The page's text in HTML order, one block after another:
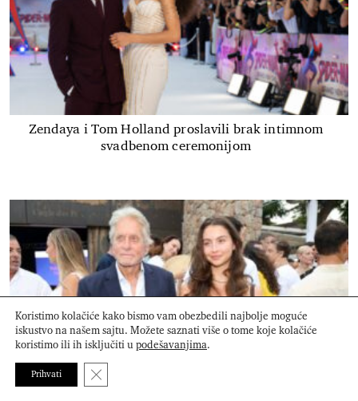
Zendaya i Tom Holland proslavili brak intimnom
svadbenom ceremonijom
Koristimo kolačiće kako bismo vam obezbedili najbolje moguće
iskustvo na našem sajtu. Možete saznati više o tome koje kolačiće
koristimo ili ih isključiti upodešavanjima.
Prihvati Close GDPR Cookie Banner